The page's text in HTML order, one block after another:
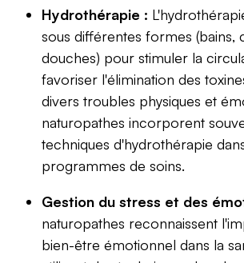
Hydrothérapie :
sous différentes formes (bains,
douches) pour stimuler la
favoriser l'élimination des
divers troubles physiques et
naturopathes incorporent
techniques d'hydrothérapie
programmes de soins.
Gestion du stress et des
naturopathes reconnaissent
bien-être émotionnel dans la